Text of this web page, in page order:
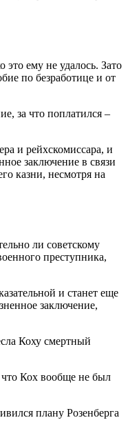
ему не удалось. Зато
по безработице и от
за что поплатился –
и рейхскомиссара, и
заключение в связи
казни, несмотря на
ли советскому
преступника,
и станет еще
заключение,
Коху смертный
что Кох вообще не был
плану Розенберга